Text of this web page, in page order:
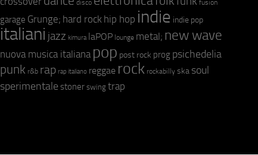
disco fusion
garage Grunge; hard rock hip hop indie indie pop
italiani jazz kimura laPOP lounge metal; new wave
nuova musica italiana pop post rock prog psichedelia
punk r&b rap rap italiano reggae rock rockabilly ska soul
sperimentale stoner swing trap